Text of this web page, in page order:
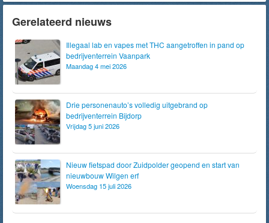
Gerelateerd nieuws
Illegaal lab en vapes met THC aangetroffen in pand op
bedrijventerrein Vaanpark
Maandag 4 mei 2026
Drie personenauto’s volledig uitgebrand op
bedrijventerrein Bijdorp
Vrijdag 5 juni 2026
Nieuw fietspad door Zuidpolder geopend en start van
nieuwbouw Wilgen erf
Woensdag 15 juli 2026